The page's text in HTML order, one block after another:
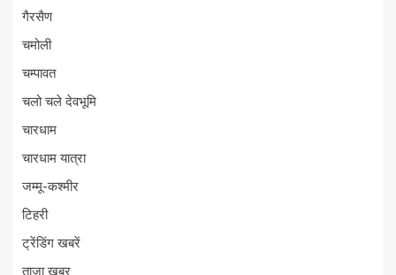
गैरसैण
चमोली
चम्पावत
चलो चले देवभूमि
चारधाम
चारधाम यात्रा
जम्मू-कश्मीर
टिहरी
ट्रेंडिंग खबरें
ताज़ा ख़बर